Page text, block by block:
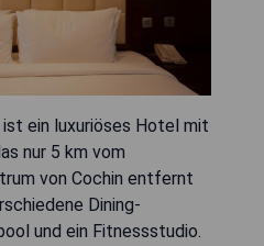
ist ein luxuriöses Hotel mit
nur 5 km vom
von Cochin entfernt
Dining-
und ein Fitnessstudio.